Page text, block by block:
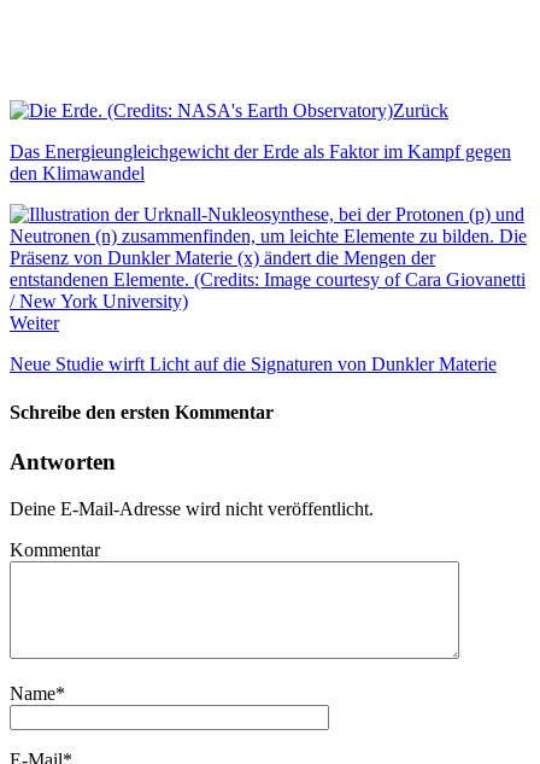
Zurück
Das Energieungleichgewicht der Erde als Faktor im Kampf gegen
den Klimawandel
Weiter
Neue Studie wirft Licht auf die Signaturen von Dunkler Materie
Schreibe den ersten Kommentar
Antworten
Deine E-Mail-Adresse wird nicht veröffentlicht.
Kommentar
Name*
E-Mail*